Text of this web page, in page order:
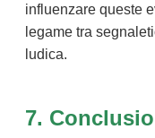
influenzare queste
legame tra
ludica.
7.